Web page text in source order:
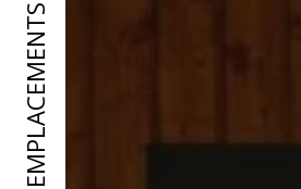
EMPLACEMENTS